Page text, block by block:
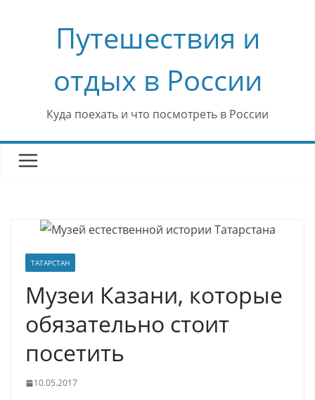
содержимомуПутешествия и
отдых в России
Куда поехать и что посмотреть в России
ТАТАРСТАН
Музеи Казани, которые
обязательно стоит
посетить
10.05.2017